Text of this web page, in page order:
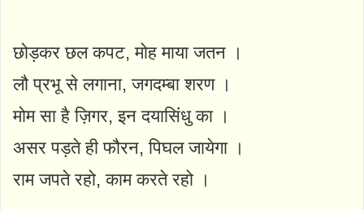
छोड़कर छल कपट, मोह माया जतन ।
लौ प्रभू से लगाना, जगदम्बा शरण ।
मोम सा है ज़िगर, इन दयासिंधु का ।
असर पड़ते ही फौरन, पिघल जायेगा ।
राम जपते रहो, काम करते रहो ।